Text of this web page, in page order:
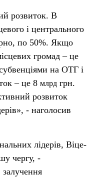
розвиток. В
і центрального
по 50%. Якщо
громад – це
на ОТГ і
– це 8 млрд грн.
розвиток
- наголосив
лідерів, Віце-
чергу, -
залучення